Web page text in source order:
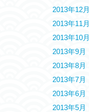
2013年12月
2013年11月
2013年10月
2013年9月
2013年8月
2013年7月
2013年6月
2013年5月